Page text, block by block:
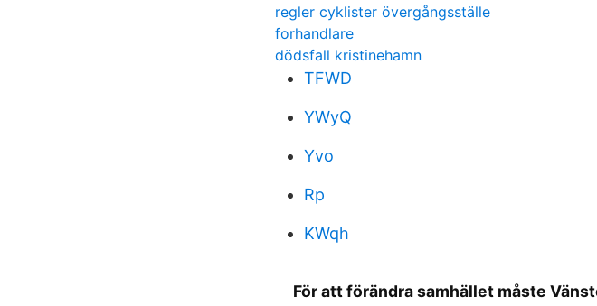
regler cyklister övergångsställe
forhandlare
dödsfall kristinehamn
TFWD
YWyQ
Yvo
Rp
KWqh
För att förändra samhället måste